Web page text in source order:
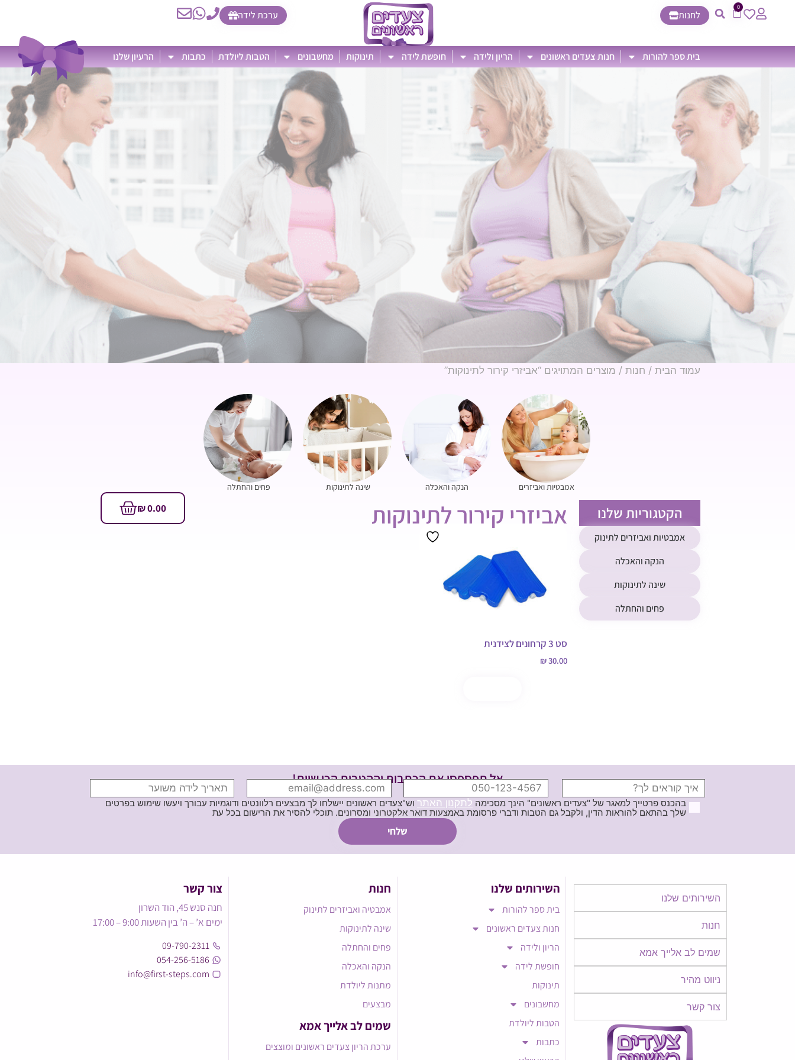
0
לחנות ערכת לידה
בית ספר להורות חנות צעדים ראשונים הריון ולידה חופשת לידה תינוקות מחשבונים הטבות ליולדת כתבות הרעיון שלנו
עמוד הבית / חנות / מוצרים המתויגים “אביזרי קירור לתינוקות”
אמבטיות ואביזרים הנקה והאכלה שינה לתינוקות פחים והחתלה
הקטגוריות שלנו
אמבטיות ואביזרים לתינוק
הנקה והאכלה
שינה לתינוקות
פחים והחתלה
אביזרי קירור לתינוקות ₪0.00
סט 3 קרחונים לצידנית
₪30.00
אל תפספסי את הכתבות וההטבות הכי שוות!
בהכנס פרטייך למאגר של "צעדים ראשונים" הינך מסכימה לתקנון האתר וש"צעדים ראשונים יישלחו לך מבצעים רלוונטים ודוגמיות עבורך ויעשו שימוש בפרטים
שלך בהתאם להוראות הדין, ולקבל גם הטבות ודברי פרסומת באמצעות דואר אלקטרוני ומסרונים. תוכלי להסיר את הרישום בכל עת
השירותים שלנו
חנות
שמים לב אלייך אמא​​
ניווט מהיר
צור קשר
השירותים שלנו
בית ספר להורות
חנות צעדים ראשונים
הריון ולידה
חופשת לידה
תינוקות
מחשבונים
הטבות ליולדת
כתבות
חנות
אמבטיה ואביזרים לתינוק
שינה לתינוקות
פחים והחתלה
הנקה והאכלה
מתנות ליולדת
מבצעים
שמים לב אלייך אמא​
ערכת הריון צעדים ראשונים ומוצצים
צור קשר
חנה סנש 45, הוד השרון
ימים א’ – ה’ בין השעות 9:00 – 17:00
09-790-2311
054-256-5186
info@first-steps.com